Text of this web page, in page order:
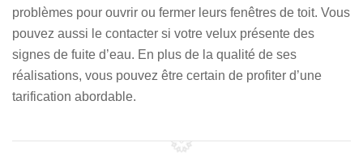
problèmes pour ouvrir ou fermer leurs fenêtres de toit. Vous
pouvez aussi le contacter si votre velux présente des
signes de fuite d’eau. En plus de la qualité de ses
réalisations, vous pouvez être certain de profiter d’une
tarification abordable.